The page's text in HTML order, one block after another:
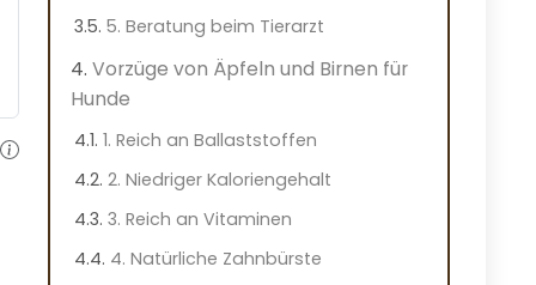
5. Beratung beim Tierarzt
Vorzüge von Äpfeln und Birnen für
Hunde
1. Reich an Ballaststoffen
2. Niedriger Kaloriengehalt
3. Reich an Vitaminen
4. Natürliche Zahnbürste